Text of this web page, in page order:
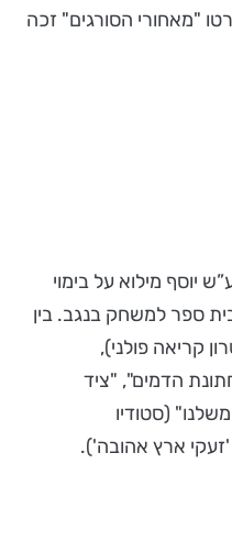
"מאחורי הסורגים" זכה
יוסף מילוא על בימוי
ספר למשחק בנגב. בין
(פסטיבל תיאטרון קריאה פולני),
הדמים", "ציד
(סטודיו
ארץ אהובה').